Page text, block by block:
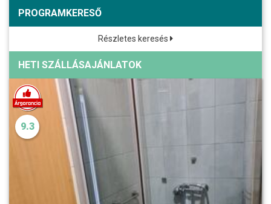
PROGRAMKERESŐ
Részletes keresés
HETI SZÁLLÁSAJÁNLATOK
9.3